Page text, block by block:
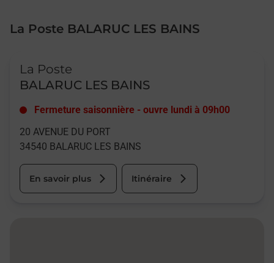
La Poste BALARUC LES BAINS
La Poste
BALARUC LES BAINS
Fermeture saisonnière - ouvre lundi à 09h00
20 AVENUE DU PORT
34540 BALARUC LES BAINS
En savoir plus Itinéraire